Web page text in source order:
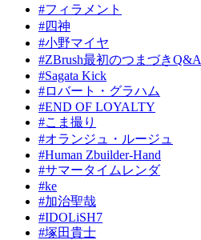
#フィラメント
#四神
#小野マイヤ
#ZBrush最初のつまづきQ&A
#Sagata Kick
#ロバート・グラハム
#END OF LOYALTY
#こま撮り
#オランジュ・ルージュ
#Human Zbuilder-Hand
#サマータイムレンダ
#ke
#加治聖哉
#IDOLiSH7
#塚田貴士